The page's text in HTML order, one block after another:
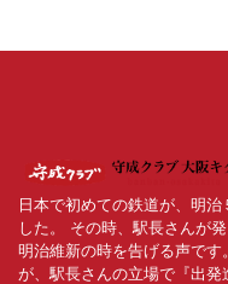
日本で初めての鉄道が、明
した。 その時、駅長さんが
明治維新の時を告げる声で
が、駅長さんの立場で『出